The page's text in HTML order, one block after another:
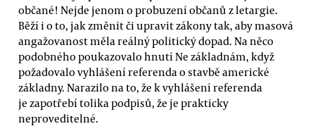
občané! Nejde jenom o probuzení občanů z letargie.
Běží i o to, jak změnit či upravit zákony tak, aby masová
angažovanost měla reálný politický dopad. Na něco
podobného poukazovalo hnutí Ne základnám, když
požadovalo vyhlášení referenda o stavbě americké
základny. Narazilo na to, že k vyhlášení referenda
je zapotřebí tolika podpisů, že je prakticky
neproveditelné.